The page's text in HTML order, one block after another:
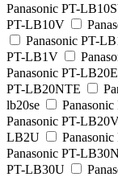
Panasonic PT-
PT-LB10V
Panasonic PT-
PT-LB1V
Panasonic PT-LB20E
PT-LB20NTE
lb20se
Panasonic PT-
LB2U
Panasonic PT-
PT-LB30U